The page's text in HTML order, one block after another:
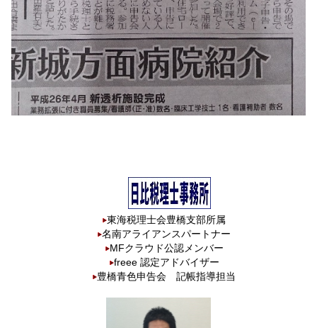
東海税理士会豊橋支部所属
名南アライアンスパートナー
MFクラウド公認メンバー
freee 認定アドバイザー
豊橋青色申告会 記帳指導担当